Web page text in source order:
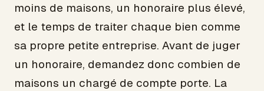
moins de maisons, un honoraire plus élevé,
et le temps de traiter chaque bien comme
sa propre petite entreprise. Avant de juger
un honoraire, demandez donc combien de
maisons un chargé de compte porte. La